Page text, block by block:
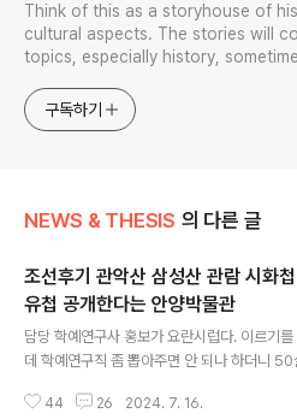
Think of this as a storyhouse of
cultural aspects. The stories will
topics, especially history,
approach will be to resist any
generalized viewpoint
구독하기
NEWS & THESIS 의 다른 글
조선후기 관악산 삼성산 관람 시화첩
유첩 공개한다는 안양박물관
담당 학예연구사 홍보가 요란시럽다. 이르기
데 학예연구직 좀 뽑아주면 안 되나 하더니 50
예직 충원과 쉰살 은퇴가 무슨 관계인지 알 수
44 26 2024. 7. 16.